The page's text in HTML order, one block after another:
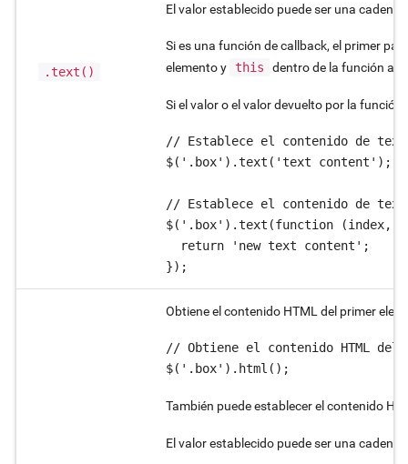
.text()
El valor establecido puede ser una
Si es una función de callback, el primer
elemento y this dentro de la función
Si el valor o el valor devuelto por la función
// Establece el contenido de
$('.box').text('text content');
// Establece el contenido de
$('.box').text(function (index,
  return 'new text content';
});
Obtiene el contenido HTML del primer
// Obtiene el contenido HTML del
$('.box').html();
También puede establecer el contenido
El valor establecido puede ser una